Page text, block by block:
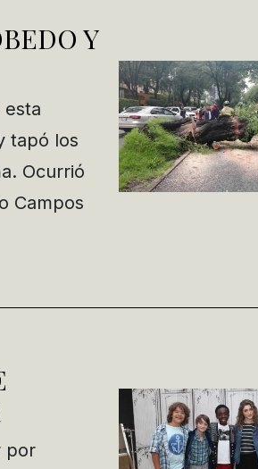
Y
esta
tapó los
Ocurrió
Campos
por